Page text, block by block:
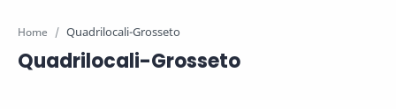
Home
Quadrilocali-Grosseto